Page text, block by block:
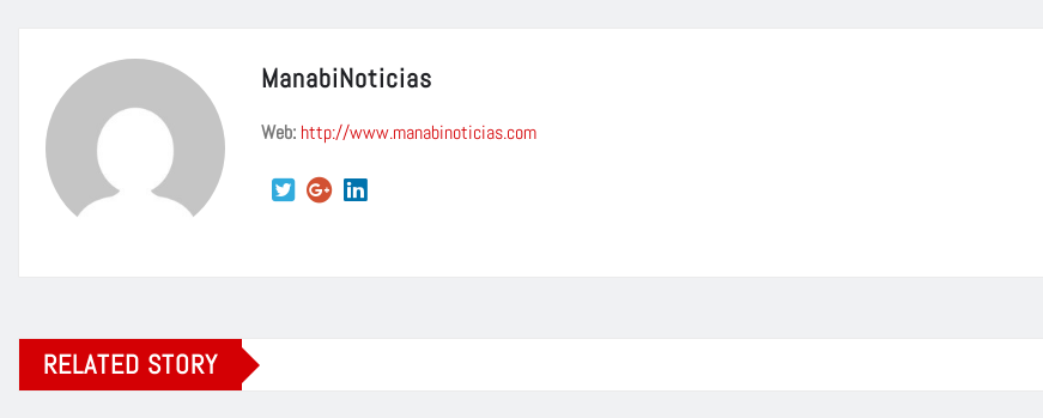
ManabiNoticias
Web: http://www.manabinoticias.com
RELATED STORY